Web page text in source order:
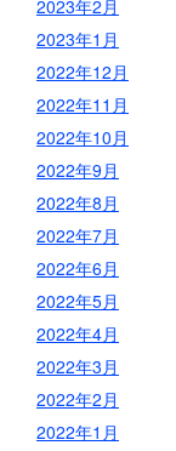
2023年2月
2023年1月
2022年12月
2022年11月
2022年10月
2022年9月
2022年8月
2022年7月
2022年6月
2022年5月
2022年4月
2022年3月
2022年2月
2022年1月